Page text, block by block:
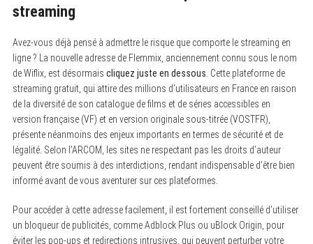
streaming
Avez-vous déjà pensé à admettre le risque que comporte le streaming en
ligne ? La nouvelle adresse de Flemmix, anciennement connu sous le nom
de Wiflix, est désormais cliquez juste en dessous . Cette plateforme de
streaming gratuit, qui attire des millions d’utilisateurs en France en raison
de la diversité de son catalogue de films et de séries accessibles en
version française (VF) et en version originale sous-titrée (VOSTFR),
présente néanmoins des enjeux importants en termes de sécurité et de
légalité. Selon l’ARCOM, les sites ne respectant pas les droits d’auteur
peuvent être soumis à des interdictions, rendant indispensable d’être bien
informé avant de vous aventurer sur ces plateformes.
Pour accéder à cette adresse facilement, il est fortement conseillé d’utiliser
un bloqueur de publicités, comme Adblock Plus ou uBlock Origin, pour
éviter les pop-ups et redirections intrusives, qui peuvent perturber votre